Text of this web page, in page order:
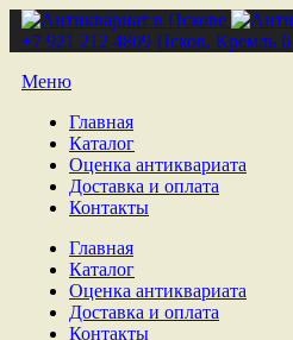
+7 921 212 4809 Псков, Кремль 6
Меню
Главная
Каталог
Оценка антиквариата
Доставка и оплата
Контакты
Главная
Каталог
Оценка антиквариата
Доставка и оплата
Контакты